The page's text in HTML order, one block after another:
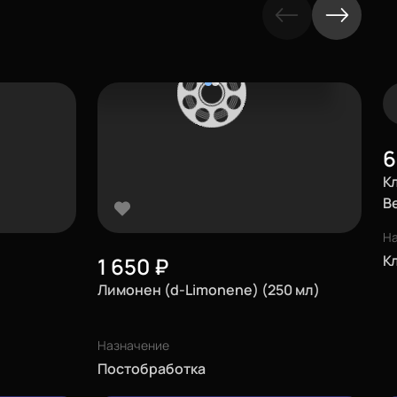
1 650 ₽
Лимонен (d-Limonene) (250 мл)
Назначение
Постобработка